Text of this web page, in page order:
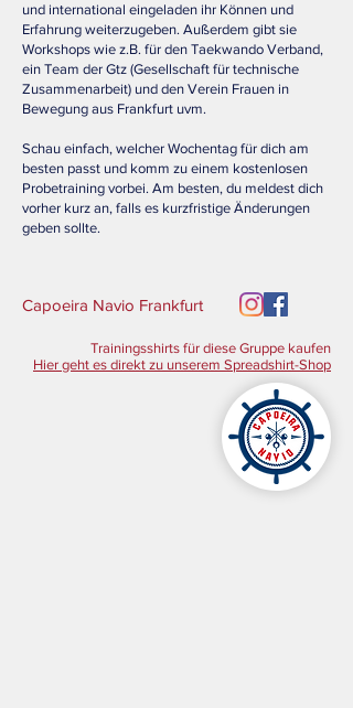
und international eingeladen ihr Können und
Erfahrung weiterzugeben. Außerdem gibt sie
Workshops wie z.B. für den Taekwando Verband,
ein Team der Gtz (Gesellschaft für technische
Zusammenarbeit) und den Verein Frauen in
Bewegung aus Frankfurt uvm.
Schau einfach, welcher Wochentag für dich am
besten passt und komm zu einem kostenlosen
Probetraining vorbei. Am besten, du meldest dich
vorher kurz an, falls es kurzfristige Änderungen
geben sollte.
Capoeira Navio Frankfurt
Trainingsshirts für diese Gruppe kaufen
Hier geht es direkt zu unserem Spreadshirt-Shop